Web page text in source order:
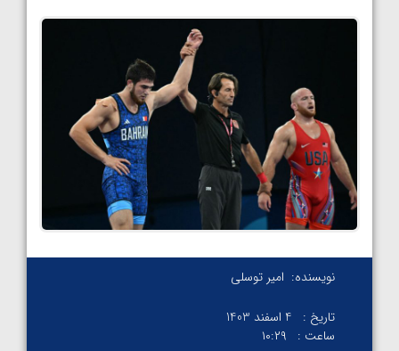
نویسنده: امیر توسلی
تاریخ :
4 اسفند 1403
ساعت :
۱۰:۲۹